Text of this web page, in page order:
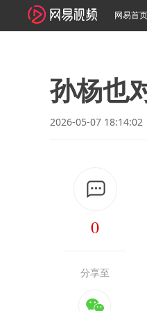
网易首页
孙杨也
2026-05-07 18:14:02
0
分享至